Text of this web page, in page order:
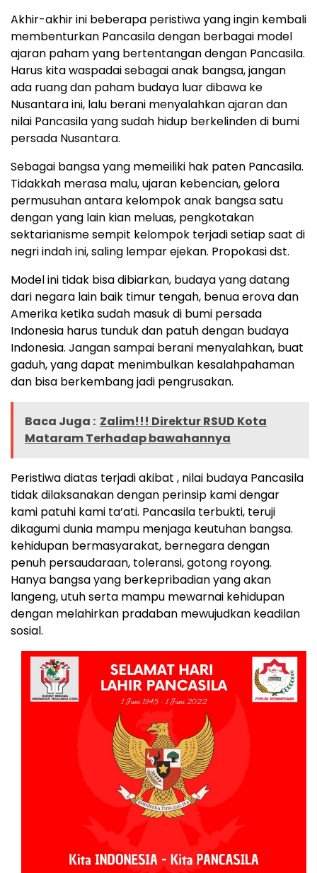
Akhir-akhir ini beberapa peristiwa yang ingin kembali
membenturkan Pancasila dengan berbagai model
ajaran paham yang bertentangan dengan Pancasila.
Harus kita waspadai sebagai anak bangsa, jangan
ada ruang dan paham budaya luar dibawa ke
Nusantara ini, lalu berani menyalahkan ajaran dan
nilai Pancasila yang sudah hidup berkelinden di bumi
persada Nusantara.
Sebagai bangsa yang memeiliki hak paten Pancasila.
Tidakkah merasa malu, ujaran kebencian, gelora
permusuhan antara kelompok anak bangsa satu
dengan yang lain kian meluas, pengkotakan
sektarianisme sempit kelompok terjadi setiap saat di
negri indah ini, saling lempar ejekan. Propokasi dst.
Model ini tidak bisa dibiarkan, budaya yang datang
dari negara lain baik timur tengah, benua erova dan
Amerika ketika sudah masuk di bumi persada
Indonesia harus tunduk dan patuh dengan budaya
Indonesia. Jangan sampai berani menyalahkan, buat
gaduh, yang dapat menimbulkan kesalahpahaman
dan bisa berkembang jadi pengrusakan.
Baca Juga : Zalim!!! Direktur RSUD Kota
Mataram Terhadap bawahannya
Peristiwa diatas terjadi akibat , nilai budaya Pancasila
tidak dilaksanakan dengan perinsip kami dengar
kami patuhi kami ta’ati. Pancasila terbukti, teruji
dikagumi dunia mampu menjaga keutuhan bangsa.
kehidupan bermasyarakat, bernegara dengan
penuh persaudaraan, toleransi, gotong royong.
Hanya bangsa yang berkepribadian yang akan
langeng, utuh serta mampu mewarnai kehidupan
dengan melahirkan pradaban mewujudkan keadilan
sosial.